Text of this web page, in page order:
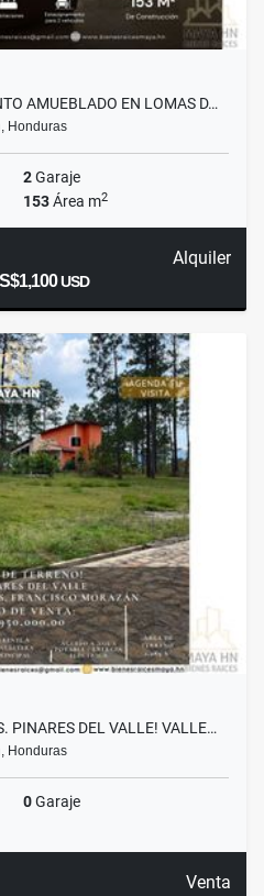
AMUEBLADO EN LOMAS D…
Honduras
2Garaje
153Área m2
Alquiler
USD
PINARES DEL VALLE! VALLE…
Honduras
0Garaje
Venta